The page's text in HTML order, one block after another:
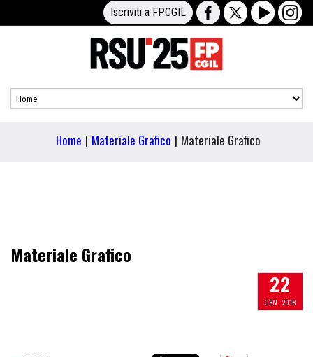
Iscriviti a FPCGIL
Home | Materiale Grafico | Materiale Grafico
Materiale Grafico
22
GEN 2018